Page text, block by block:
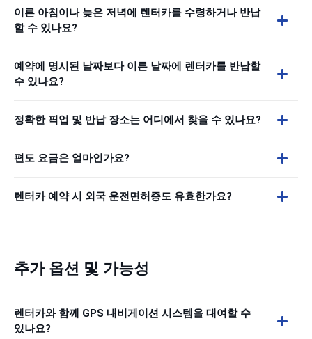
이른 아침이나 늦은 저녁에 렌터카를 수령하거나 반납
할 수 있나요?
예약에 명시된 날짜보다 이른 날짜에 렌터카를 반납할
수 있나요?
정확한 픽업 및 반납 장소는 어디에서 찾을 수 있나요?
편도 요금은 얼마인가요?
렌터카 예약 시 외국 운전면허증도 유효한가요?
추가 옵션 및 가능성
렌터카와 함께 GPS 내비게이션 시스템을 대여할 수
있나요?